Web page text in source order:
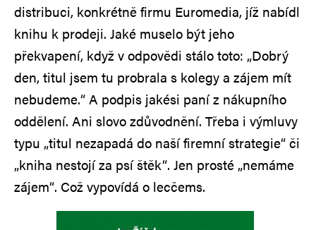
distribuci, konkrétně firmu Euromedia, jíž nabídl
knihu k prodeji. Jaké muselo být jeho
překvapení, když v odpovědi stálo toto: „Dobrý
den, titul jsem tu probrala s kolegy a zájem mít
nebudeme.“ A podpis jakési paní z nákupního
oddělení. Ani slovo zdůvodnění. Třeba i výmluvy
typu „titul nezapadá do naší firemní strategie“ či
„kniha nestojí za psí štěk“. Jen prosté „nemáme
zájem“. Což vypovídá o lecčems.